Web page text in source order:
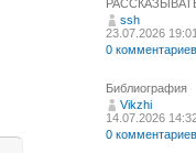
ssh
23.07.2026 19:01
0 комментариев
Библиография
Vikzhi
14.07.2026
0 комментариев